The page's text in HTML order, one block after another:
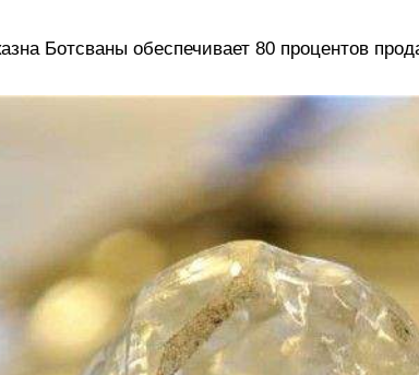
Ботсваны обеспечивает 80 процентов